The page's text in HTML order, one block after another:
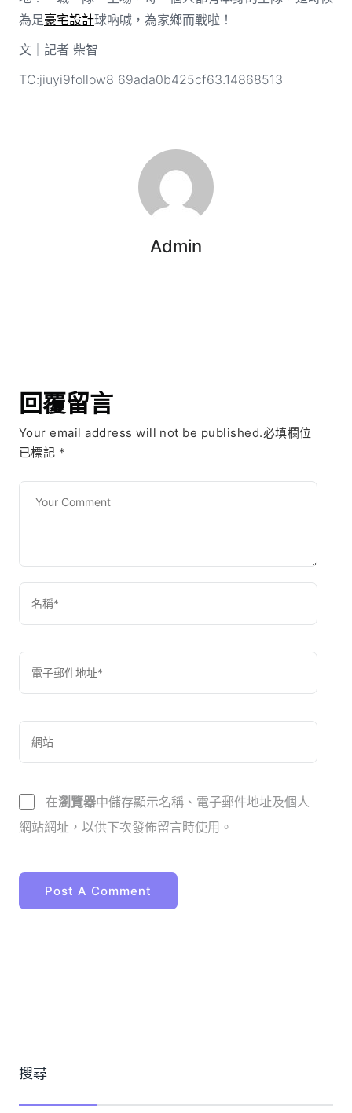
為足豪宅設計球吶喊，為家鄉而戰啦！
文｜記者 柴智
TC:jiuyi9follow8 69ada0b425cf63.14868513
Admin
回覆留言
Your email address will not be published.必填欄位
已標記 *
在瀏覽器中儲存顯示名稱、電子郵件地址及個人
網站網址，以供下次發佈留言時使用。
搜尋